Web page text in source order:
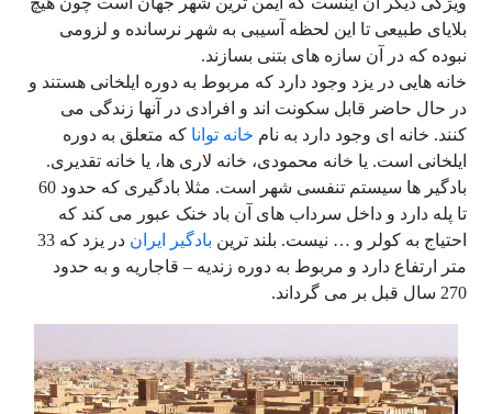
بلایای طبیعی تا این لحظه آسیبی به شهر نرسانده و لزومی
نبوده که در آن سازه های بتنی بسازند.
خانه هایی در یزد وجود دارد که مربوط به دوره ایلخانی هستند و
در حال حاضر قابل سکونت اند و افرادی در آنها زندگی می
کنند. خانه ای وجود دارد به نام خانه توانا که متعلق به دوره
ایلخانی است. یا خانه محمودی، خانه لاری ها، یا خانه تقدیری.
بادگیر ها سیستم تنفسی شهر است. مثلا بادگیری که حدود 60
تا پله دارد و داخل سرداب های آن باد خنک عبور می کند که
احتیاج به کولر و … نیست. بلند ترین بادگیر ایران
در یزد که 33
متر ارتفاع دارد و مربوط به دوره زندیه – قاجاریه و به حدود
270 سال قبل بر می گرداند.